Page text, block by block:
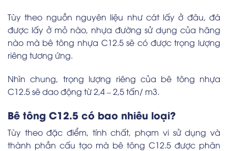
Tùy theo nguồn nguyên liệu như cát lấy ở đâu, đá
được lấy ở mỏ nào, nhựa đường sử dụng của hãng
nào mà bê tông nhựa C12.5 sẽ có được trọng lượng
riêng tương ứng.
Nhìn chung, trọng lượng riêng của bê tông nhựa
C12.5 sẽ dao động từ 2,4 – 2,5 tấn/ m3.
Bê tông C12.5 có bao nhiêu loại?
Tùy theo đặc điểm, tính chất, phạm vi sử dụng và
thành phần cấu tạo mà bê tông C12.5 được phân